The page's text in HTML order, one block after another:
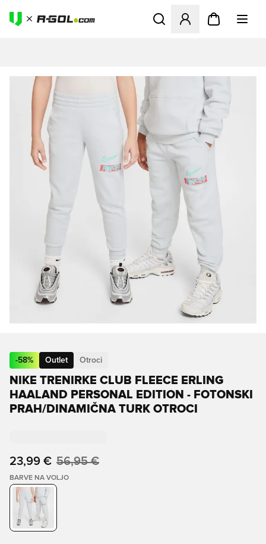
Odpre Modal za prijavo ali
-58% Outlet Otroci
NIKE TRENIRKE CLUB FLEECE ERLING
HAALAND PERSONAL EDITION - FOTONSKI
PRAH/DINAMIČNA TURK OTROCI
23,99 € 56,95 €
BARVE NA VOLJO